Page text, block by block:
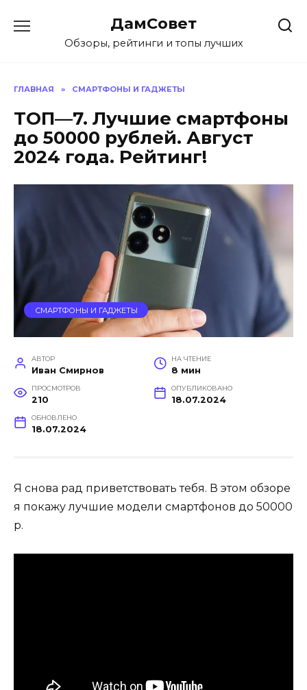
содержанию
ДамСовет
Обзоры, рейтинги и топы лучших
ГЛАВНАЯ » СМАРТФОНЫ И ГАДЖЕТЫ
ТОП—7. Лучшие смартфоны
до 50000 рублей. Август
2024 года. Рейтинг!
СМАРТФОНЫ И ГАДЖЕТЫ
АВТОР
Иван Смирнов
НА ЧТЕНИЕ
8 мин
ПРОСМОТРОВ
210
ОПУБЛИКОВАНО
18.07.2024
ОБНОВЛЕНО
18.07.2024
Я снова рад приветствовать тебя. В этом обзоре
я покажу лучшие модели смартфонов до 50000
р.